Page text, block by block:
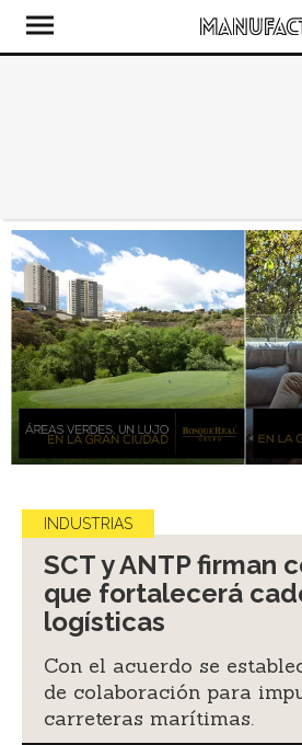
INDUSTRIAS
SCT y ANTP firman
que fortalecerá
logísticas
Con el acuerdo se
de colaboración para
carreteras marítimas.